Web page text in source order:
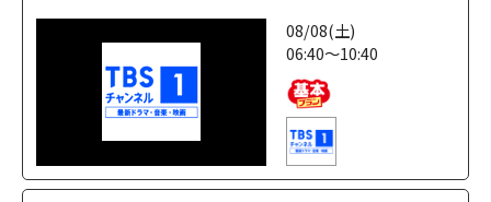
08/08(土)
06:40～10:40